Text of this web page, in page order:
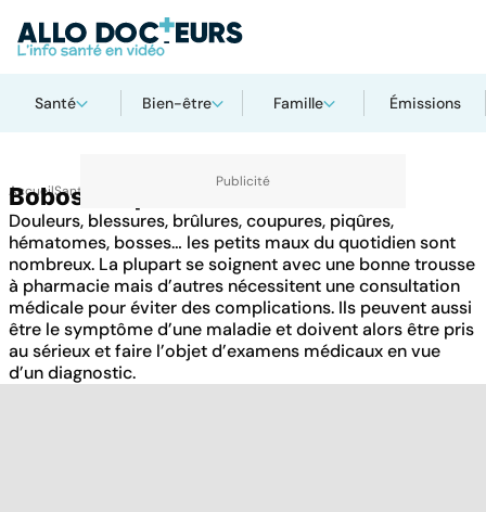
Santé Bien-être Famille Émissions
AccueilSanté
Bobos du quotidien
Douleurs, blessures, brûlures, coupures, piqûres,
hématomes, bosses… les petits maux du quotidien sont
nombreux. La plupart se soignent avec une bonne trousse
à pharmacie mais d’autres nécessitent une consultation
médicale pour éviter des complications. Ils peuvent aussi
être le symptôme d’une maladie et doivent alors être pris
au sérieux et faire l’objet d’examens médicaux en vue
d’un diagnostic.